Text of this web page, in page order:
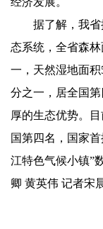
据了解，我
态系统，全省森
一，天然湿地面
分之一，居全国
厚的生态优势。
国第四名，国家
江特色气候小镇”
卿 黄英伟 记者宋